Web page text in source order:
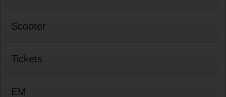
Scooter
Tickets
EM